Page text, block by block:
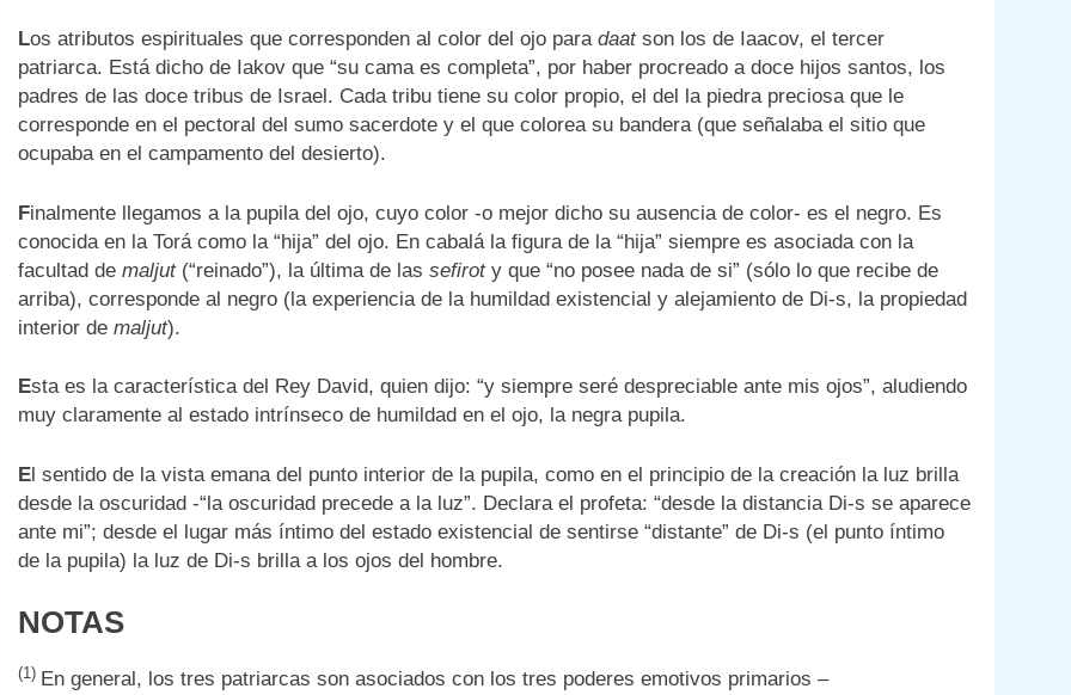
Los atributos espirituales que corresponden al color del ojo para daatson los de Iaacov, el tercer
patriarca. Está dicho de Iakov que “su cama es completa”, por haber procreado a doce hijos santos, los
padres de las doce tribus de Israel. Cada tribu tiene su color propio, el del la piedra preciosa que le
corresponde en el pectoral del sumo sacerdote y el que colorea su bandera (que señalaba el sitio que
ocupaba en el campamento del desierto).
Finalmente llegamos a la pupila del ojo, cuyo color -o mejor dicho su ausencia de color- es el negro. Es
conocida en la Torá como la “hija” del ojo. En cabalá la figura de la “hija” siempre es asociada con la
facultad de maljut(“reinado”), la última de las sefirot y que “no posee nada de si” (sólo lo que recibe de
arriba), corresponde al negro (la experiencia de la humildad existencial y alejamiento de Di-s, la propiedad
interior de maljut).
Esta es la característica del Rey David, quien dijo: “y siempre seré despreciable ante mis ojos”, aludiendo
muy claramente al estado intrínseco de humildad en el ojo, la negra pupila.
El sentido de la vista emana del punto interior de la pupila, como en el principio de la creación la luz brilla
desde la oscuridad -“la oscuridad precede a la luz”. Declara el profeta: “desde la distancia Di-s se aparece
ante mi”; desde el lugar más íntimo del estado existencial de sentirse “distante” de Di-s (el punto íntimo
de la pupila) la luz de Di-s brilla a los ojos del hombre.
NOTAS
(1) En general, los tres patriarcas son asociados con los tres poderes emotivos primarios –